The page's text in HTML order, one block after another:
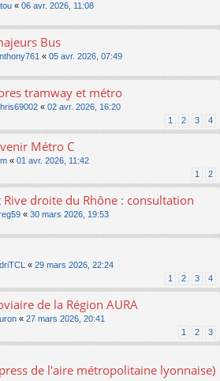
« 06 avr. 2026, 11:08
Bus
« 05 avr. 2026, 07:49
tramway et métro
« 02 avr. 2026, 16:20
1 2 3 4
Métro C
« 01 avr. 2026, 11:42
1 2
droite du Rhône : consultation
« 30 mars 2026, 19:53
« 29 mars 2026, 22:24
1 2 3 4
de la Région AURA
« 27 mars 2026, 20:41
1 2 3
de l'aire métropolitaine lyonnaise)